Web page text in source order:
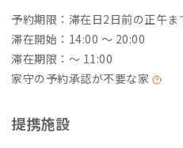
予約期限：滞在日2日前の正午ま
滞在開始：14:00 〜 20:00
滞在期限：〜 11:00
家守の予約承認が不要な家
提携施設